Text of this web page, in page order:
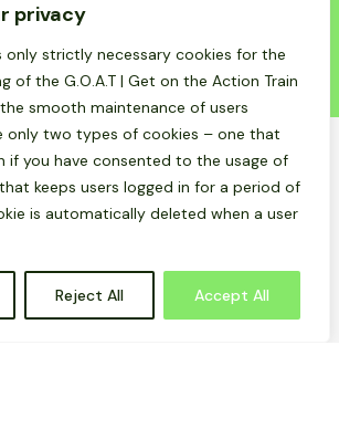
privacy
only strictly necessary cookies for the
of the G.O.A.T | Get on the Action Train
smooth maintenance of users
only two types of cookies – one that
if you have consented to the usage of
keeps users logged in for a period of
is automatically deleted when a user
Reject All Accept All
Tento projekt je financovaný z
programu Európskej únie
Erasmus+, Kľúčová akcia 2, na
základe grantovej zmluvy č. 2023-
výhradnou zodpovednosťou.
Európska komisia nepreberá
žiadnu zodpovednosť za použitie
informácií obsiahnutých na tejto